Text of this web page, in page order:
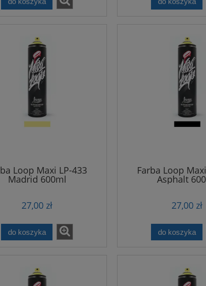
Loop Maxi LP-433
Madrid 600ml
27,00 zł
do koszyka
Farba Loop
Asphalt
27,00 zł
do koszyka